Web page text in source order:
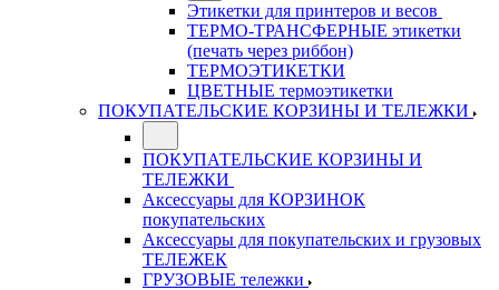
Этикетки для принтеров и весов
ТЕРМО-ТРАНСФЕРНЫЕ этикетки
(печать через риббон)
ТЕРМОЭТИКЕТКИ
ЦВЕТНЫЕ термоэтикетки
ПОКУПАТЕЛЬСКИЕ КОРЗИНЫ И ТЕЛЕЖКИ
ПОКУПАТЕЛЬСКИЕ КОРЗИНЫ И
ТЕЛЕЖКИ
Аксессуары для КОРЗИНОК
покупательских
Аксессуары для покупательских и грузовых
ТЕЛЕЖЕК
ГРУЗОВЫЕ тележки